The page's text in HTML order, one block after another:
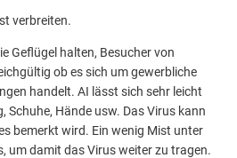
verbreiten.
Geflügel halten, Besucher von
ob es sich um gewerbliche
handelt. AI lässt sich sehr leicht
Schuhe, Hände usw. Das Virus kann
bemerkt wird. Ein wenig Mist unter
um damit das Virus weiter zu tragen.